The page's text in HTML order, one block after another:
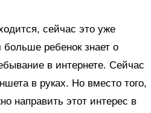
сейчас это уже
ребенок знает о
в интернете. Сейчас
в руках. Но вместо того,
направить этот интерес в